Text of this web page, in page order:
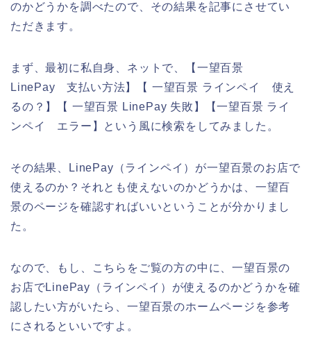
のかどうかを調べたので、その結果を記事にさせてい
ただきます。
まず、最初に私自身、ネットで、【一望百景
LinePay 支払い方法】【 一望百景 ラインペイ 使え
るの？】【 一望百景 LinePay 失敗】【一望百景 ライ
ンペイ エラー】という風に検索をしてみました。
その結果、LinePay（ラインペイ）が一望百景のお店で
使えるのか？それとも使えないのかどうかは、一望百
景のページを確認すればいいということが分かりまし
た。
なので、もし、こちらをご覧の方の中に、一望百景の
お店でLinePay（ラインペイ）が使えるのかどうかを確
認したい方がいたら、一望百景のホームページを参考
にされるといいですよ。